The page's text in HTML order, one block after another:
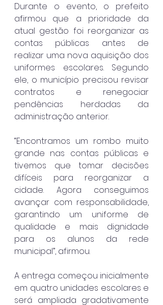
Durante o evento, o prefeito
afirmou que a prioridade da
atual gestão foi reorganizar as
contas públicas antes de
realizar uma nova aquisição dos
uniformes escolares. Segundo
ele, o município precisou revisar
contratos e renegociar
pendências herdadas da
administração anterior.
“Encontramos um rombo muito
grande nas contas públicas e
tivemos que tomar decisões
difíceis para reorganizar a
cidade. Agora conseguimos
avançar com responsabilidade,
garantindo um uniforme de
qualidade e mais dignidade
para os alunos da rede
municipal”, afirmou.
A entrega começou inicialmente
em quatro unidades escolares e
será ampliada gradativamente